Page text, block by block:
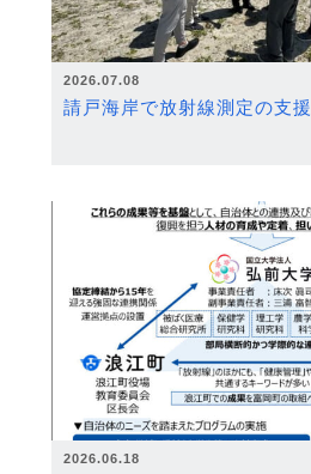
2026.07.08
請戸海岸で放射線測定の支
2026.06.18